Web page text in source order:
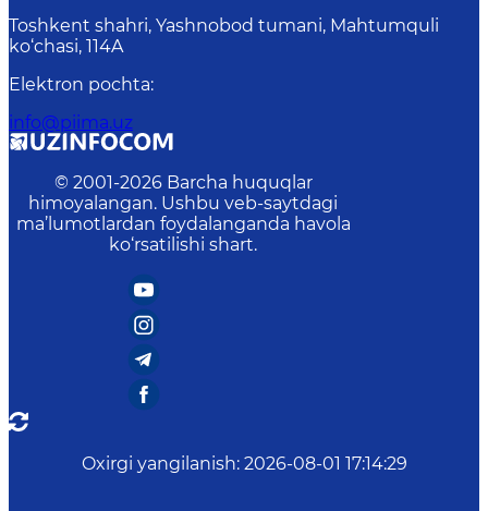
Toshkent shahri, Yashnobod tumani, Mahtumquli
ko‘chasi, 114A
Elektron pochta:
info@piima.uz
© 2001-2026 Barcha huquqlar
himoyalangan. Ushbu veb-saytdagi
ma’lumotlardan foydalanganda havola
ko‘rsatilishi shart.
Oxirgi yangilanish: 2026-08-01 17:14:29